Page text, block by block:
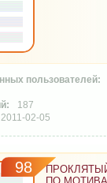
187
2011-02-05
98